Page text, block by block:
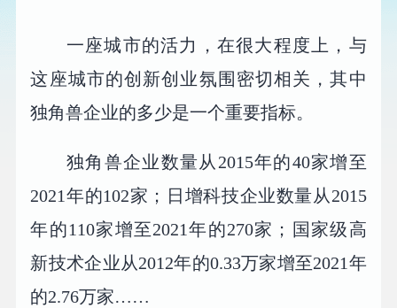
一座城市的活力，在很大程度上，与
这座城市的创新创业氛围密切相关，其中
独角兽企业的多少是一个重要指标。
独角兽企业数量从2015年的40家增至
2021年的102家；日增科技企业数量从2015
年的110家增至2021年的270家；国家级高
新技术企业从2012年的0.33万家增至2021年
的2.76万家……